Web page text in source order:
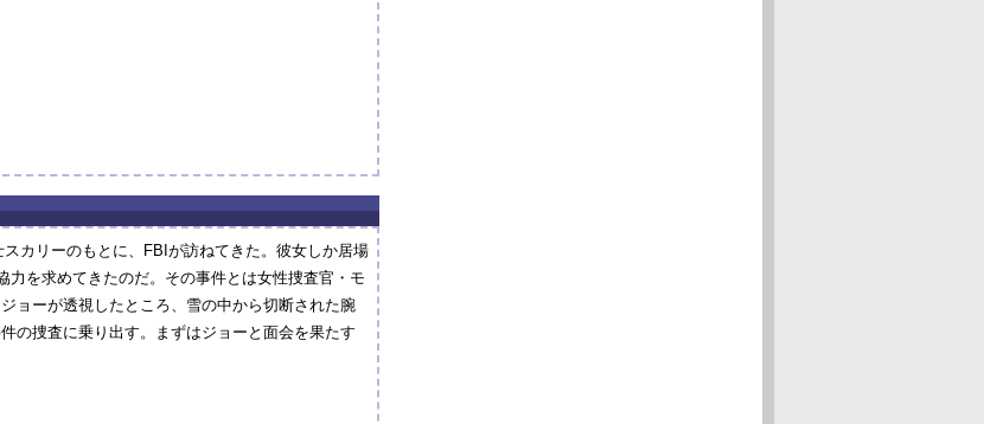
カリーのもとに、FBIが訪ねてきた。彼女しか居場
を求めてきたのだ。その事件とは女性捜査官・モ
ョーが透視したところ、雪の中から切断された腕
の捜査に乗り出す。まずはジョーと面会を果たす